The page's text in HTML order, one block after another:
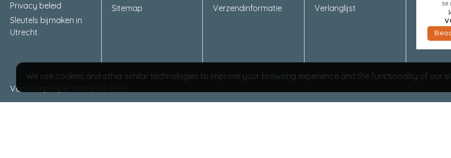
Nom. buitendiameter
-25 / +55 Graden
Privacy beleid
Sleutels bijmaken in
Utrecht
Sitemap
Verzendinformatie
Verlanglijst
Van Rumpt Specialisten © 2025
We use cookies and other similar technologies to improve your browsing experience and the functionality of our